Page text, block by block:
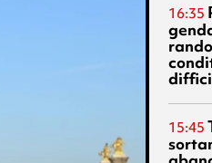
16:35
15:45